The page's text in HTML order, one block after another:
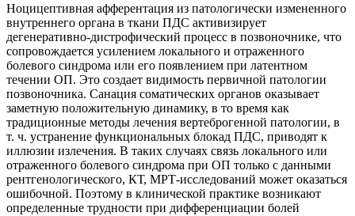
Ноцицептивная афферентация из патологически измененного
внутреннего органа в ткани ПДС активизирует
дегенеративно-дистрофический процесс в позвоночнике, что
сопровождается усилением локального и отраженного
болевого синдрома или его появлением при латентном
течении ОП. Это создает видимость первичной патологии
позвоночника. Санация соматических органов оказывает
заметную положительную динамику, в то время как
традиционные методы лечения вертеброгенной патологии, в
т. ч. устранение функциональных блокад ПДС, приводят к
иллюзии излечения. В таких случаях связь локального или
отраженного болевого синдрома при ОП только с данными
рентгенологического, КТ, МРТ-исследований может оказаться
ошибочной. Поэтому в клинической практике возникают
определенные трудности при дифференциации болей